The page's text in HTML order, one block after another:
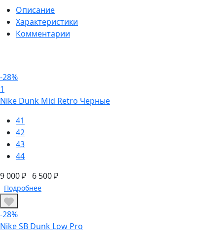
Описание
Характеристики
Комментарии
-28%
1
Nike Dunk Mid Retro Черные
41
42
43
44
9 000 ₽ 6 500 ₽
Подробнее
-28%
Nike SB Dunk Low Pro